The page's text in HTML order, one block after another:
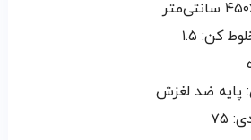
کن: ۱.۵
پایه ضد لغزش
۷۵